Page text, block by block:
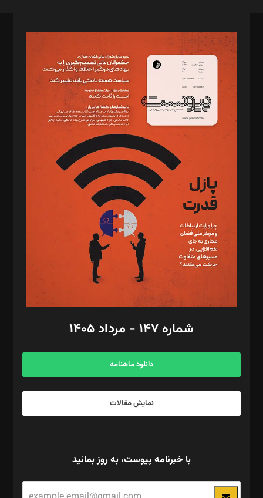
مدیر مسئول: محمدباقر اثنی‌عشری
سردبیر: مهرک محمودی
دبیر تحریریه: میثم قاسمی
د‌بیر ناداستان: سمانه سمیع
د‌بیر خدمت و تجارت: ابوالفضل رجبی
د‌بیر حقوق فناوری: حسام‌الدین ایپکچی
د‌بیر پیوست جهان: مینا پاکدل
د‌بیر تحریریه آنلاین: بابک نقاش
تحریریه‌: مجتبی محمود‌ی، آرش برهمند، یسنا امان‌پور، سروش کرمیان،
مصطفی مسجدی آرانی، ابوالفضل رجبی، زهرا فکرانه، فائزه فتحی
رستمی،مصطفی باستان
ویرایش: نگار استاد‌‌آقا
طراح یونیفرم: مجید توکلی
فیلمبرداری و عکاسی: امیر شفیعی، مانی لطفی زاده
گرافیک و صفحه‌آرایی: سید‌سبحان‌علی ثابت
مد‌یر توسعه تجاری: کامبیز برید‌
امور مالی: شاپور رهبری، محمد‌ کاظمی‌نیا
آگهی و مشترکین: ۰۹۱۹۹۹۹۰۴۵۴
شماره ۱۴۷ - مرداد ۱۴۰۵
دانلود ماهنامه
نمایش مقالات
با خبرنامه پیوست، به روز بمانید